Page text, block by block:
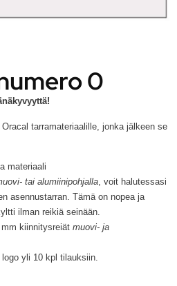
0
tarramateriaalille, jonka jälkeen se
materiaali
tai alumiinipohjalla, voit halutessasi
asennustarran. Tämä on nopea ja
ilman reikiä seinään.
mm kiinnitysreiätmuovi- ja
yli 10 kpl tilauksiin.